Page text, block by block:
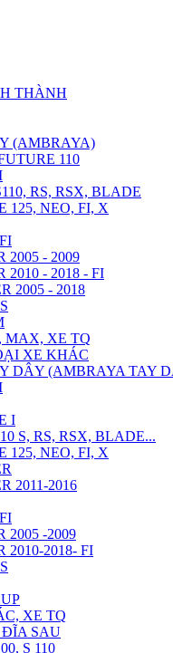
THÀNH
(AMBRAYA)
110
RS, RSX, BLADE
125, NEO, FI, X
2005 - 2009
2010 - 2018 - FI
2005 - 2018
MAX, XE TQ
XE KHÁC
DÂY (AMBRAYA TAY
I
S, RS, RSX, BLADE...
125, NEO, FI, X
2011-2016
2005 -2009
2010-2018- FI
XE TQ
SAU
S 110